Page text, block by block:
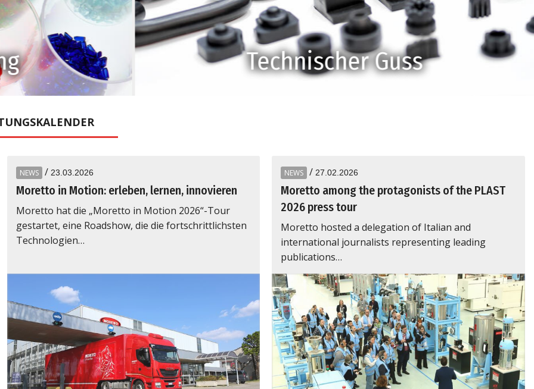
Technischer Guss
NEWS / 23.03.2026
Moretto in Motion: erleben, lernen, innovieren
Moretto hat die „Moretto in Motion 2026“-Tour
gestartet, eine Roadshow, die die fortschrittlichsten
Technologien…
NEWS /27.02.2026
Moretto among the protagonists of the PLAST
2026 press tour
Moretto hosted a delegation of Italian and
international journalists representing leading
publications…